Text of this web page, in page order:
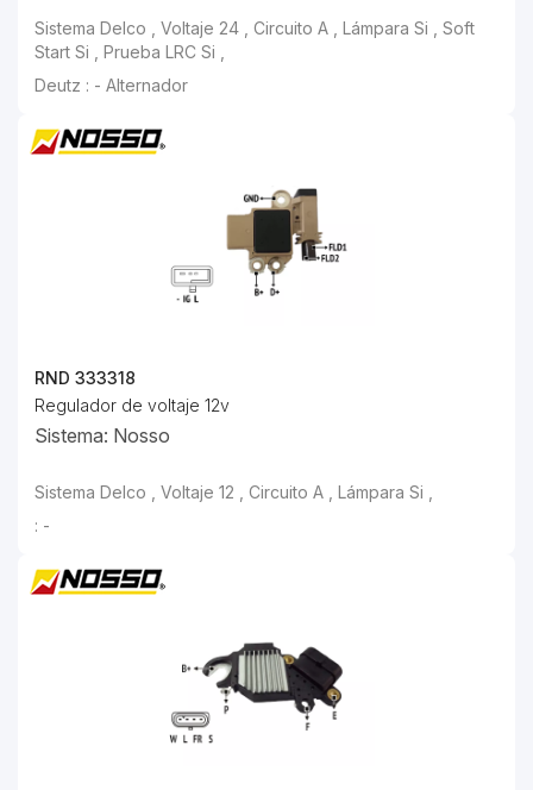
RND 333318
Regulador de voltaje 12v
Sistema: Nosso
: -